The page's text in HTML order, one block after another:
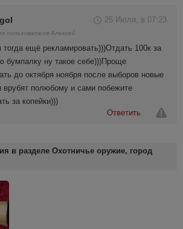
25 Июля, в 07:23
пользователя Алексей
ещё рекламировать)))Отдать 100к за
бумпалку ну такое себе)))Проще
до октября ноября после выборов новые
врубят полюбому и сами побежите
за копейки)))
Ответить
в разделе Охотничье оружие, город